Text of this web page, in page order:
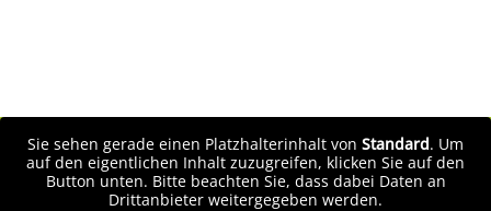
Sie sehen gerade einen Platzhalterinhalt von Standard. Um
auf den eigentlichen Inhalt zuzugreifen, klicken Sie auf den
Button unten. Bitte beachten Sie, dass dabei Daten an
Drittanbieter weitergegeben werden.